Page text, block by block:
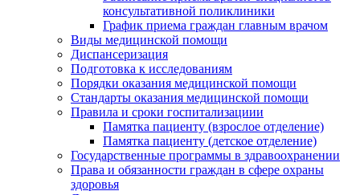
консультативной поликлиники
График приема граждан главным врачом
Виды медицинской помощи
Диспансеризация
Подготовка к исследованиям
Порядки оказания медицинской помощи
Стандарты оказания медицинской помощи
Правила и сроки госпитализациии
Памятка пациенту (взрослое отделение)
Памятка пациенту (детское отделение)
Государственные программы в здравоохранении
Права и обязанности граждан в сфере охраны
здоровья